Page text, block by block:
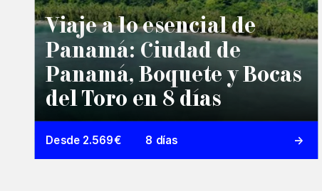
Viaje a lo esencial de
Panamá: Ciudad de
Panamá, Boquete y Bocas
del Toro en 8 días
Desde 2.569€ 8 días